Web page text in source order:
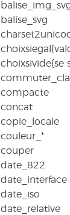
|balise_svg
|choixsivide{se
|compacte
|concat
|copie_locale
|couleur_*
|couper
|date_822
|date_interface
|date_iso
|date_relative